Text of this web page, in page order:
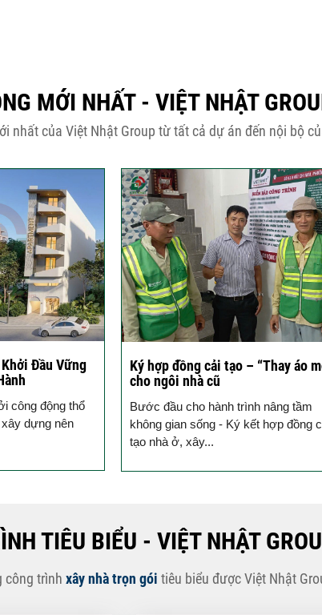
MỚI NHẤT - VIỆT NHẬT
nhất của Việt Nhật Group từ tất cả dự án đến nội bộ
Đầu Vững
công động thổ
dựng nên
Ký hợp đồng cải tạo – “Thay áo
cho ngôi nhà cũ
Bước đầu cho hành trình nâng tầm
không gian sống - Ký kết hợp đồng
tạo nhà ở, xây...
TIÊU BIỂU - VIỆT NHẬT
công trình xây nhà trọn gói tiêu biểu được Việt Nhật